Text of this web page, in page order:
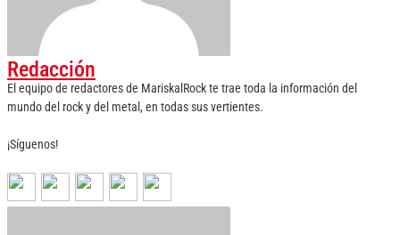
Redacción
El equipo de redactores de MariskalRock te trae toda la información del
mundo del rock y del metal, en todas sus vertientes.
¡Síguenos!